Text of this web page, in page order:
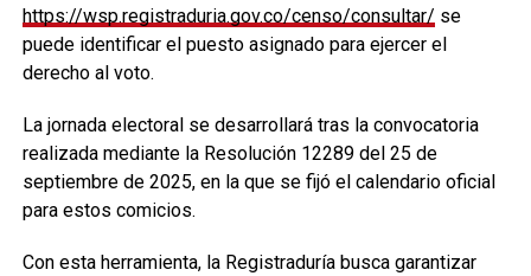
https://wsp.registraduria.gov.co/censo/consultar/ se
puede identificar el puesto asignado para ejercer el
derecho al voto.
La jornada electoral se desarrollará tras la convocatoria
realizada mediante la Resolución 12289 del 25 de
septiembre de 2025, en la que se fijó el calendario oficial
para estos comicios.
Con esta herramienta, la Registraduría busca garantizar